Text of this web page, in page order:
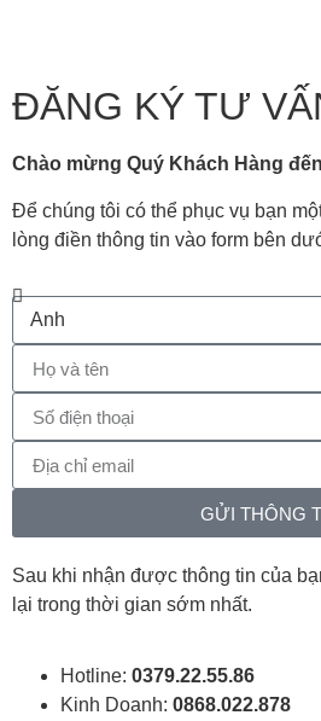
ĐĂNG KÝ TƯ
Chào mừng Quý Khách Hàng
Để chúng tôi có thể phục vụ bạn
lòng điền thông tin vào form bên
GỬI THÔNG
Sau khi nhận được thông tin của
lại trong thời gian sớm nhất.
Hotline: 0379.22.55.86
Kinh Doanh: 0868.022.878